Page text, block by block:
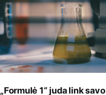
„Formulė 1“ juda link savo